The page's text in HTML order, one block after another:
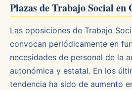
Plazas de Trabajo Social en
Las oposiciones de Trabajo
convocan periódicamente en
necesidades de personal de la
autonómica y estatal. En los
tendencia ha sido de aumento